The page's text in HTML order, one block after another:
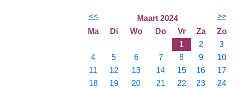
<< Maart 2024
>>
Ma
Di Wo Do Vr Za
Zo
1
2
3
4
5 6 7 8 9
10
11
12 13 14 15 16
17
18
19 20 21 22 23
24